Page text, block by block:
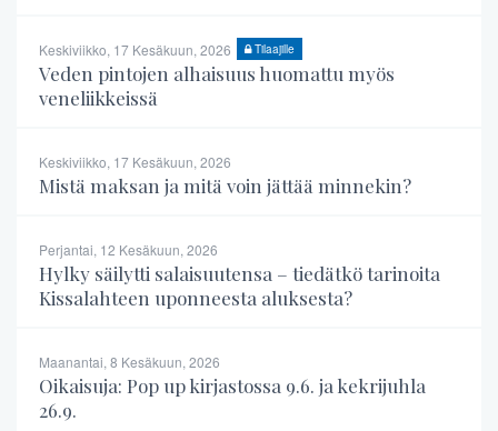
Keskiviikko, 17 Kesäkuun, 2026 Tilaajille
Veden pintojen alhaisuus huomattu myös
veneliikkeissä
Keskiviikko, 17 Kesäkuun, 2026
Mistä maksan ja mitä voin jättää minnekin?
Perjantai, 12 Kesäkuun, 2026
Hylky säilytti salaisuutensa – tiedätkö tarinoita
Kissalahteen uponneesta aluksesta?
Maanantai, 8 Kesäkuun, 2026
Oikaisuja: Pop up kirjastossa 9.6. ja kekrijuhla
26.9.